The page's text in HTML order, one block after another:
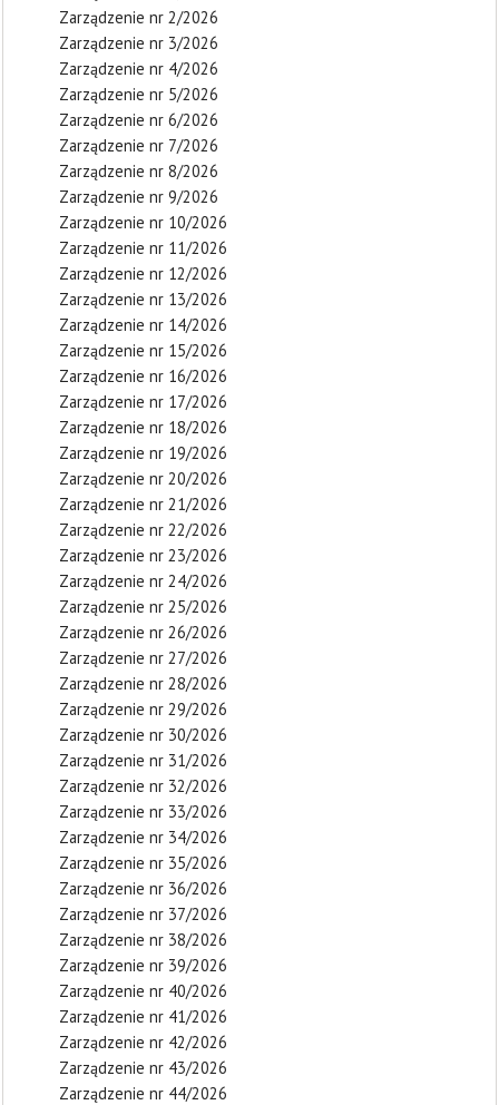
Zarządzenie nr 2/2026
Zarządzenie nr 3/2026
Zarządzenie nr 4/2026
Zarządzenie nr 5/2026
Zarządzenie nr 6/2026
Zarządzenie nr 7/2026
Zarządzenie nr 8/2026
Zarządzenie nr 9/2026
Zarządzenie nr 10/2026
Zarządzenie nr 11/2026
Zarządzenie nr 12/2026
Zarządzenie nr 13/2026
Zarządzenie nr 14/2026
Zarządzenie nr 15/2026
Zarządzenie nr 16/2026
Zarządzenie nr 17/2026
Zarządzenie nr 18/2026
Zarządzenie nr 19/2026
Zarządzenie nr 20/2026
Zarządzenie nr 21/2026
Zarządzenie nr 22/2026
Zarządzenie nr 23/2026
Zarządzenie nr 24/2026
Zarządzenie nr 25/2026
Zarządzenie nr 26/2026
Zarządzenie nr 27/2026
Zarządzenie nr 28/2026
Zarządzenie nr 29/2026
Zarządzenie nr 30/2026
Zarządzenie nr 31/2026
Zarządzenie nr 32/2026
Zarządzenie nr 33/2026
Zarządzenie nr 34/2026
Zarządzenie nr 35/2026
Zarządzenie nr 36/2026
Zarządzenie nr 37/2026
Zarządzenie nr 38/2026
Zarządzenie nr 39/2026
Zarządzenie nr 40/2026
Zarządzenie nr 41/2026
Zarządzenie nr 42/2026
Zarządzenie nr 43/2026
Zarządzenie nr 44/2026